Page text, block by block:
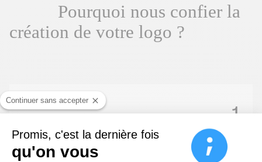
Pourquoi nous confier la
création de votre logo ?
1
Continuer sans accepter
Promis, c'est la dernière fois
qu'on vous